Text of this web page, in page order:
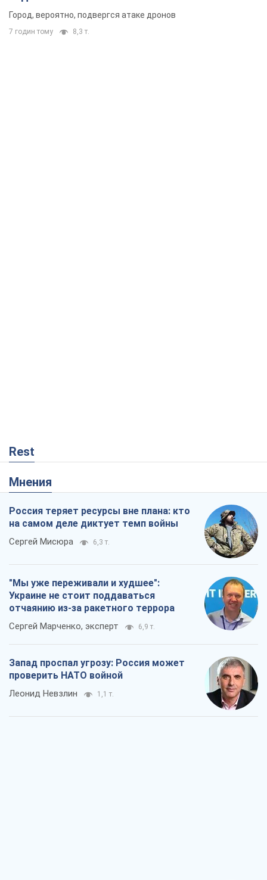
Город, вероятно, подвергся атаке дронов
7 годин тому 8,3 т.
Rest
Мнения
Россия теряет ресурсы вне плана: кто
на самом деле диктует темп войны
Сергей Мисюра 6,3 т.
"Мы уже переживали и худшее":
Украине не стоит поддаваться
отчаянию из-за ракетного террора
Сергей Марченко, эксперт 6,9 т.
Запад проспал угрозу: Россия может
проверить НАТО войной
Леонид Невзлин 1,1 т.